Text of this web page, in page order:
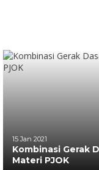
15 Jan 2021
Kombinasi Gerak
Materi PJOK